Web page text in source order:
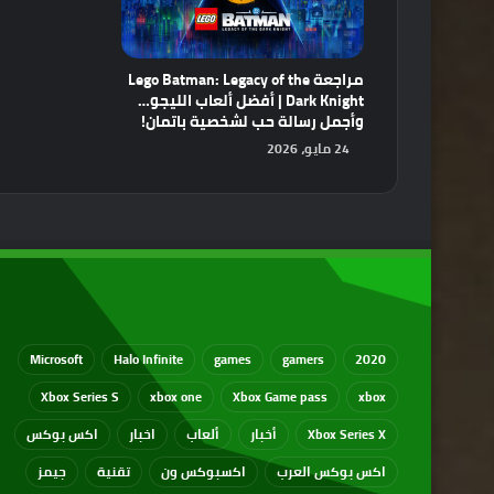
مراجعة Lego Batman: Legacy of the
Dark Knight | أفضل ألعاب الليجو…
وأجمل رسالة حب لشخصية باتمان!
24 مايو، 2026
2020
gamers
games
Halo Infinite
Microsoft
xbox
Xbox Game pass
xbox one
Xbox Series S
Xbox Series X
أخبار ألعاب اخبار
اكس بوكس
اكس بوكس العرب
اكسبوكس ون تقنية جيمز